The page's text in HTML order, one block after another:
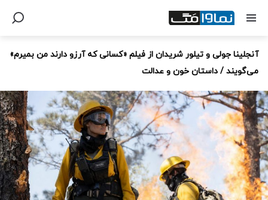
آنجلینا جولی و تیلور شریدان از فیلم «کسانی که آرزو دارند من بمیرم»
می‌گویند / داستان خون و عدالت